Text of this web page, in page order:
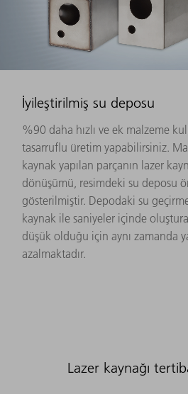
İyileştirilmiş su deposu
%90 daha hızlı ve ek malzeme
tasarruflu üretim yapabilirsiniz.
kaynak yapılan parçanın lazer
dönüşümü, resimdeki su deposu
gösterilmiştir. Depodaki su
kaynak ile saniyeler içinde
düşük olduğu için aynı zamanda
azalmaktadır.
Lazer kaynağı